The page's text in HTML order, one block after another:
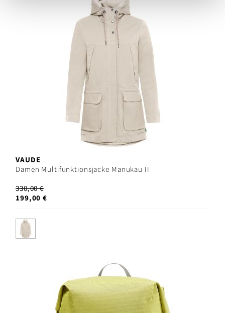
VAUDE
Damen Multifunktionsjacke Manukau II
330,00 €
199,00 €